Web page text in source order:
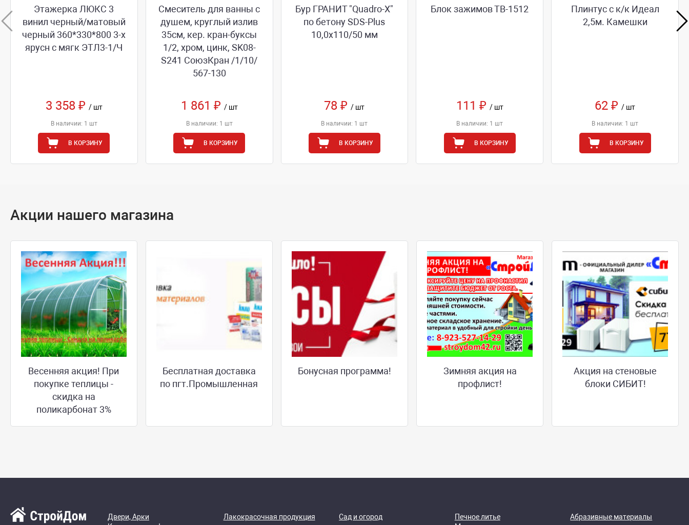
Этажерка ЛЮКС 3
винил черный/матовый
черный 360*330*800 3-х
ярусн с мягк ЭТЛ3-1/Ч
3 358 ₽ / шт
В наличии: 1 шт
В КОРЗИНУ
Смеситель для ванны с
душем, круглый излив
35см, кер. кран-буксы
1/2, хром, цинк, SK08-
S241 СоюзКран /1/10/
567-130
1 861 ₽ / шт
В наличии: 1 шт
В КОРЗИНУ
Бур ГРАНИТ "Quadro-X"
по бетону SDS-Plus
10,0х110/50 мм
78 ₽/ шт
В наличии: 1 шт
В КОРЗИНУ
Блок зажимов ТВ-1512
111 ₽ / шт
В наличии: 1 шт
В КОРЗИНУ
Плинтус с к/к Идеал
2,5м. Камешки
62 ₽/ шт
В наличии: 1 шт
В КОРЗИНУ
Акции нашего магазина
Весенняя акция! При
покупке теплицы -
скидка на
поликарбонат 3%
Бесплатная доставка
по пгт.Промышленная
Бонусная программа!
Зимняя акция на
профлист!
Акция на стеновые
блоки СИБИТ!
Двери, Арки Лакокрасочная продукция Сад и огород Печное литье
Абразивные материалы